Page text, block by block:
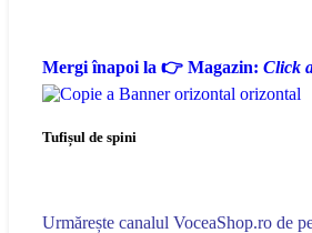
Mergi înapoi la 👉 Magazin: Click
Tufișul de spini
Urmărește canalul VoceaShop.ro de